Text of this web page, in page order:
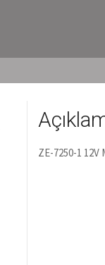
ZE-7250-1